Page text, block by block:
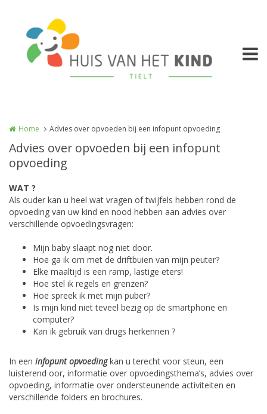
Home Advies over opvoeden bij een infopunt opvoeding
Advies over opvoeden bij een infopunt
opvoeding
WAT ?
Als ouder kan u heel wat vragen of twijfels hebben rond de
opvoeding van uw kind en nood hebben aan advies over
verschillende opvoedingsvragen:
Mijn baby slaapt nog niet door.
Hoe ga ik om met de driftbuien van mijn peuter?
Elke maaltijd is een ramp, lastige eters!
Hoe stel ik regels en grenzen?
Hoe spreek ik met mijn puber?
Is mijn kind niet teveel bezig op de smartphone en
computer?
Kan ik gebruik van drugs herkennen ?
In een infopunt opvoedingkan u terecht voor steun, een
luisterend oor, informatie over opvoedingsthema’s, advies over
opvoeding, informatie over ondersteunende activiteiten en
verschillende folders en brochures.